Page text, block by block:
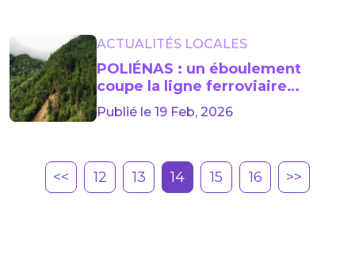
ACTUALITÉS LOCALES
POLIÉNAS : un éboulement
coupe la ligne ferroviaire
Valence–Grenoble, la reprise
espérée à la mi-mars
Publié le 19 Feb, 2026
<< 12 13 14 15 16 >>